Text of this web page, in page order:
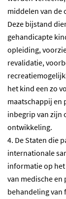
middelen van de
Deze bijstand
gehandicapte
opleiding,
revalidatie,
het kind een zo
maatschappij
inbegrip van zijn
ontwikkeling.
4. De Staten die
internationale
informatie op
van medische en
behandeling